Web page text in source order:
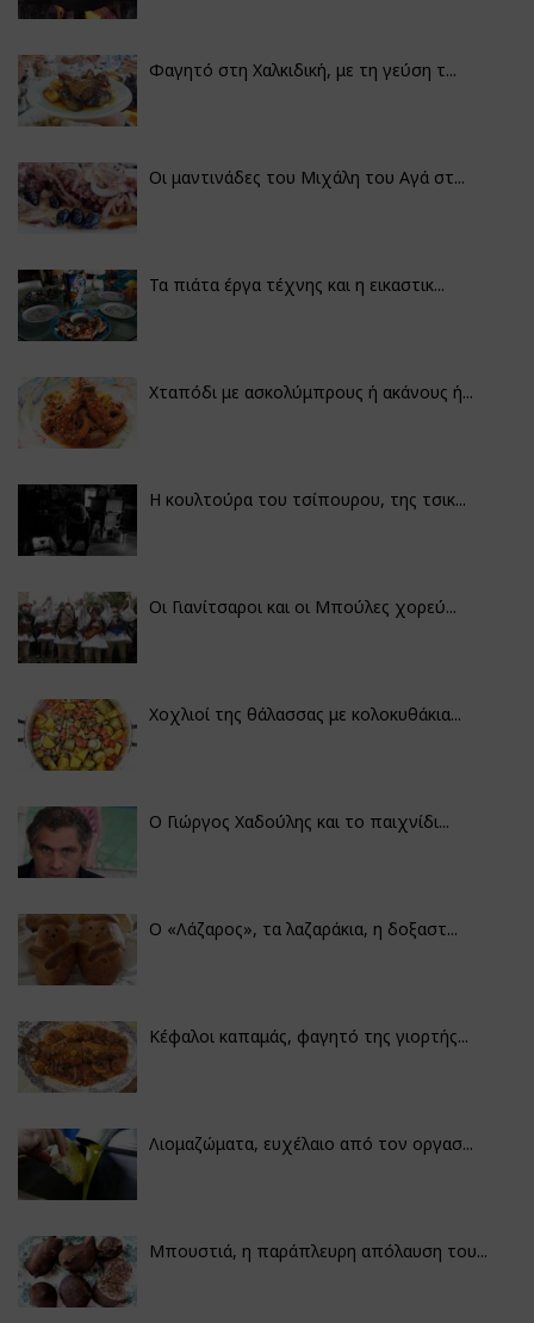
Φαγητό στη Χαλκιδική, με τη γεύση τ...
Οι μαντινάδες του Μιχάλη του Αγά στ...
Τα πιάτα έργα τέχνης και η εικαστικ...
Χταπόδι με ασκολύμπρους ή ακάνους ή...
Η κουλτούρα του τσίπουρου, της τσικ...
Οι Γιανίτσαροι και οι Μπούλες χορεύ...
Χοχλιοί της θάλασσας με κολοκυθάκια...
Ο Γιώργος Χαδούλης και το παιχνίδι...
Ο «Λάζαρος», τα λαζαράκια, η δοξαστ...
Κέφαλοι καπαμάς, φαγητό της γιορτής...
Λιομαζώματα, ευχέλαιο από τον οργασ...
Μπουστιά, η παράπλευρη απόλαυση του...